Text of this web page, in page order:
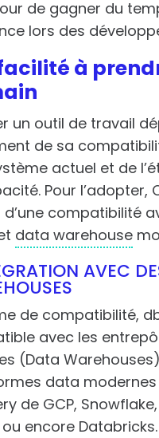
de gagner du
lors des
à
un outil de travail
de sa
actuel et de
Pour l’adopter,
d’une compatibilité
data warehouse
AVEC
de compatibilité,
avec les
(Data
data
de GCP,
ou encore Databricks.